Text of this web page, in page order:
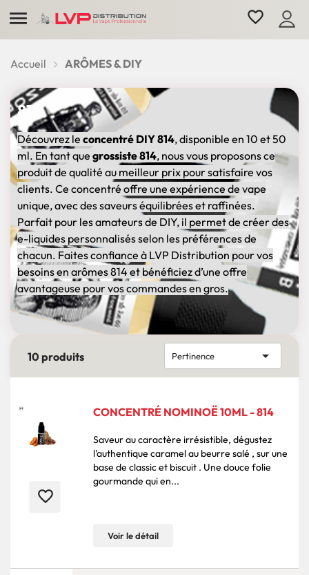
 favorite_border
Accueil ARÔMES & DIY
814
Découvrez le concentré DIY 814, disponible en 10 et 50
ml. En tant que grossiste 814, nous vous proposons ce
produit de qualité au meilleur prix pour satisfaire vos
clients. Ce concentré offre une expérience de vape
unique, avec des saveurs équilibrées et raffinées.
Parfait pour les amateurs de DIY, il permet de créer des
e-liquides personnalisés selon les préférences de
chacun. Faites confiance à LVP Distribution pour vos
besoins en arômes 814 et bénéficiez d’une offre
avantageuse pour vos commandes en gros.
10 produits Pertinence 
favorite_border
CONCENTRÉ NOMINOË 10ML - 814
Saveur au caractère irrésistible, dégustez
l'authentique caramel au beurre salé , sur une
base de classic et biscuit . Une douce folie
gourmande qui en...
Voir le détail